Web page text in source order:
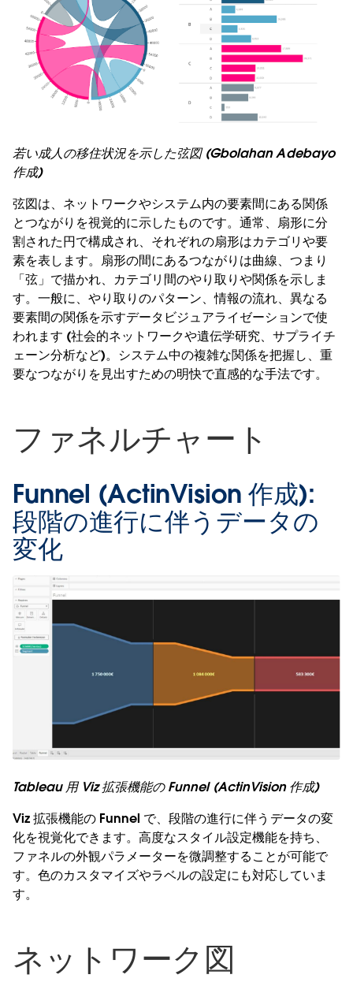
若い成人の移住状況を示した弦図 (Gbolahan Adebayo
作成)
弦図は、ネットワークやシステム内の要素間にある関係
とつながりを視覚的に示したものです。通常、扇形に分
割された円で構成され、それぞれの扇形はカテゴリや要
素を表します。扇形の間にあるつながりは曲線、つまり
「弦」で描かれ、カテゴリ間のやり取りや関係を示しま
す。一般に、やり取りのパターン、情報の流れ、異なる
要素間の関係を示すデータビジュアライゼーションで使
われます (社会的ネットワークや遺伝学研究、サプライチ
ェーン分析など)。システム中の複雑な関係を把握し、重
要なつながりを見出すための明快で直感的な手法です。
ファネルチャート
Funnel (ActinVision 作成):
段階の進行に伴うデータの
変化
Tableau 用 Viz 拡張機能の Funnel (ActinVision 作成)
Viz 拡張機能の Funnel で、段階の進行に伴うデータの変
化を視覚化できます。高度なスタイル設定機能を持ち、
ファネルの外観パラメーターを微調整することが可能で
す。色のカスタマイズやラベルの設定にも対応していま
す。
ネットワーク図